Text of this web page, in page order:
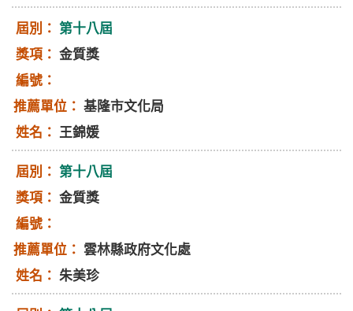
第十八屆
金質獎
基隆市文化局
王錦媛
第十八屆
金質獎
雲林縣政府文化處
朱美珍